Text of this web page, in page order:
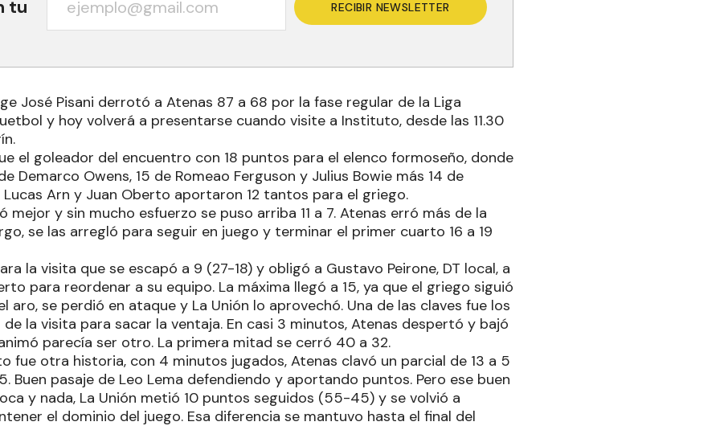
tu RECIBIR NEWSLETTER
José Pisani derrotó a Atenas 87 a 68 por la fase regular de la Liga
y hoy volverá a presentarse cuando visite a Instituto, desde las 11.30
el goleador del encuentro con 18 puntos para el elenco formoseño, donde
Demarco Owens, 15 de Romeao Ferguson y Julius Bowie más 14 de
Lucas Arn y Juan Oberto aportaron 12 tantos para el griego.
mejor y sin mucho esfuerzo se puso arriba 11 a 7. Atenas erró más de la
se las arregló para seguir en juego y terminar el primer cuarto 16 a 19
la visita que se escapó a 9 (27-18) y obligó a Gustavo Peirone, DT local, a
para reordenar a su equipo. La máxima llegó a 15, ya que el griego siguió
aro, se perdió en ataque y La Unión lo aprovechó. Una de las claves fue los
la visita para sacar la ventaja. En casi 3 minutos, Atenas despertó y bajó
parecía ser otro. La primera mitad se cerró 40 a 32.
fue otra historia, con 4 minutos jugados, Atenas clavó un parcial de 13 a 5
Buen pasaje de Leo Lema defendiendo y aportando puntos. Pero ese buen
y nada, La Unión metió 10 puntos seguidos (55-45) y se volvió a
el dominio del juego. Esa diferencia se mantuvo hasta el final del